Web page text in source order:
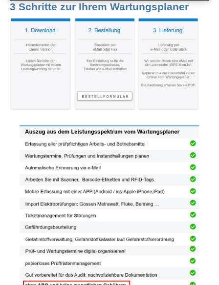
3 Schritte zur Ihrem Wartungsplaner